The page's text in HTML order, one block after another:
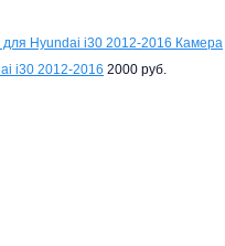
Камера
i30 2012-2016 2000 руб.